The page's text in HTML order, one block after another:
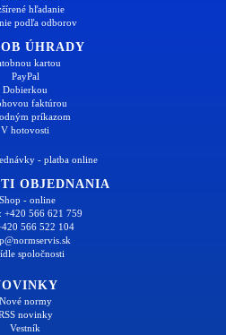
hľadanie
podľa odborov
ÚHRADY
kartou
PayPal
Dobierkou
faktúrou
príkazom
V hotovosti
- platba online
OBJEDNANIA
- online
+420 566 621 759
566 522 104
spoločnosti
Nové normy
novinky
Vestník